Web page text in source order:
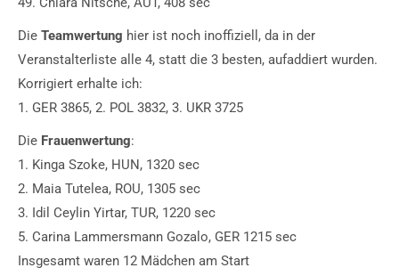
Die Teamwertung hier ist noch inoffiziell, da in der
Veranstalterliste alle 4, statt die 3 besten, aufaddiert wurden.
Korrigiert erhalte ich:
1. GER 3865, 2. POL 3832, 3. UKR 3725
Die Frauenwertung:
1. Kinga Szoke, HUN, 1320 sec
2. Maia Tutelea, ROU, 1305 sec
3. Idil Ceylin Yirtar, TUR, 1220 sec
5. Carina Lammersmann Gozalo, GER 1215 sec
Insgesamt waren 12 Mädchen am Start